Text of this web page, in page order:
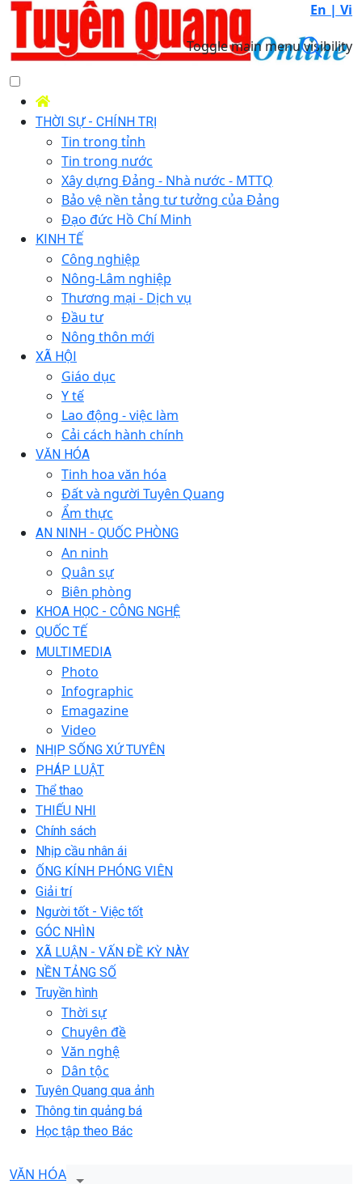
En | Vi
Toggle main menu visibility
THỜI SỰ - CHÍNH TRỊ
Tin trong tỉnh
Tin trong nước
Xây dựng Đảng - Nhà nước - MTTQ
Bảo vệ nền tảng tư tưởng của Đảng
Đạo đức Hồ Chí Minh
KINH TẾ
Công nghiệp
Nông-Lâm nghiệp
Thương mại - Dịch vụ
Đầu tư
Nông thôn mới
XÃ HỘI
Giáo dục
Y tế
Lao động - việc làm
Cải cách hành chính
VĂN HÓA
Tinh hoa văn hóa
Đất và người Tuyên Quang
Ẩm thực
AN NINH - QUỐC PHÒNG
An ninh
Quân sự
Biên phòng
KHOA HỌC - CÔNG NGHỆ
QUỐC TẾ
MULTIMEDIA
Photo
Infographic
Emagazine
Video
NHỊP SỐNG XỨ TUYÊN
PHÁP LUẬT
Thể thao
THIẾU NHI
Chính sách
Nhịp cầu nhân ái
ỐNG KÍNH PHÓNG VIÊN
Giải trí
Người tốt - Việc tốt
GÓC NHÌN
XÃ LUẬN - VẤN ĐỀ KỲ NÀY
NỀN TẢNG SỐ
Truyền hình
Thời sự
Chuyên đề
Văn nghệ
Dân tộc
Tuyên Quang qua ảnh
Thông tin quảng bá
Học tập theo Bác
VĂN HÓA